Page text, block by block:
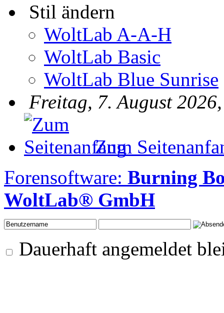
Stil ändern
WoltLab A-A-H
WoltLab Basic
WoltLab Blue Sunrise
Freitag, 7. August
Zum
Forensoftware: Burning
WoltLab® GmbH
Dauerhaft angemeldet